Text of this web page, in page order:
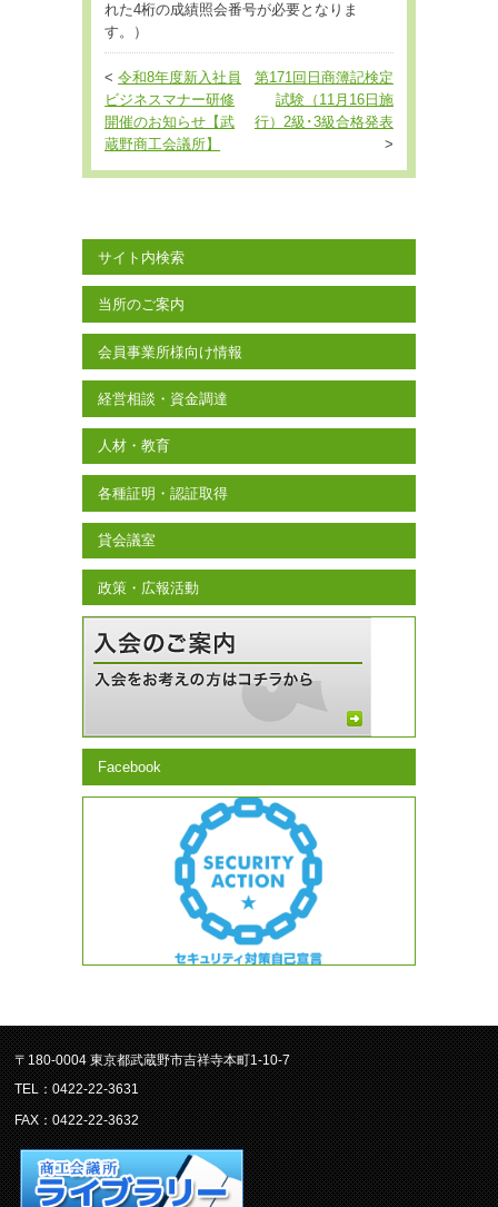
れた4桁の成績照会番号が必要となりま
す。）
<令和8年度新入社員
ビジネスマナー研修
開催のお知らせ【武
蔵野商工会議所】
第171回日商簿記検定
試験（11月16日施
行）2級･3級合格発表
>
サイト内検索
当所のご案内
会員事業所様向け情報
経営相談・資金調達
人材・教育
各種証明・認証取得
貸会議室
政策・広報活動
Facebook
〒180-0004 東京都武蔵野市吉祥寺本町1-10-7
TEL：0422-22-3631
FAX：0422-22-3632